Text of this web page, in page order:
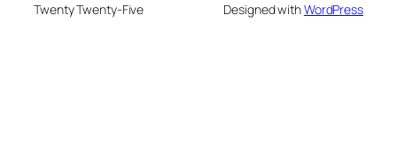
Twenty Twenty-Five Designed withWordPress